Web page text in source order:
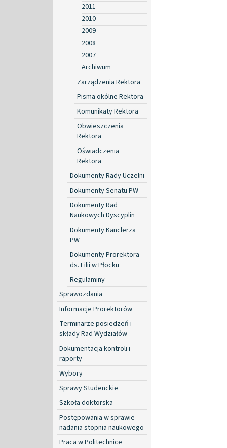
2011
2010
2009
2008
2007
Archiwum
Zarządzenia Rektora
Pisma okólne Rektora
Komunikaty Rektora
Obwieszczenia
Rektora
Oświadczenia
Rektora
Dokumenty Rady Uczelni
Dokumenty Senatu PW
Dokumenty Rad
Naukowych Dyscyplin
Dokumenty Kanclerza
PW
Dokumenty Prorektora
ds. Filii w Płocku
Regulaminy
Sprawozdania
Informacje Prorektorów
Terminarze posiedzeń i
składy Rad Wydziałów
Dokumentacja kontroli i
raporty
Wybory
Sprawy Studenckie
Szkoła doktorska
Postępowania w sprawie
nadania stopnia naukowego
Praca w Politechnice